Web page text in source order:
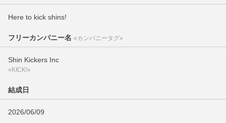
Here to kick shins!
フリーカンパニー名 «カンパニータグ»
Shin Kickers Inc
«KICK!»
結成日
2026/06/09